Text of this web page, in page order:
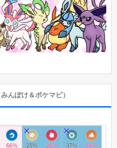
んぽけ＆ポケマピ）